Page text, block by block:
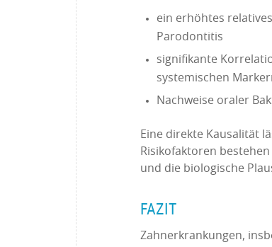
ein erhöhtes
Parodontitis
signifikante
systemischen
Nachweise oraler
Eine direkte Kausalität
Risikofaktoren
und die biologische
FAZIT
Zahnerkrankungen,